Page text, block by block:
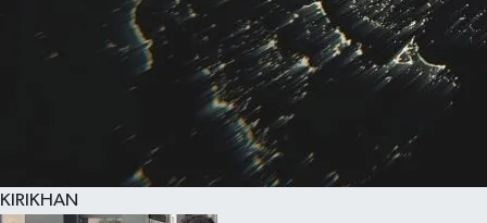
KIRIKHAN